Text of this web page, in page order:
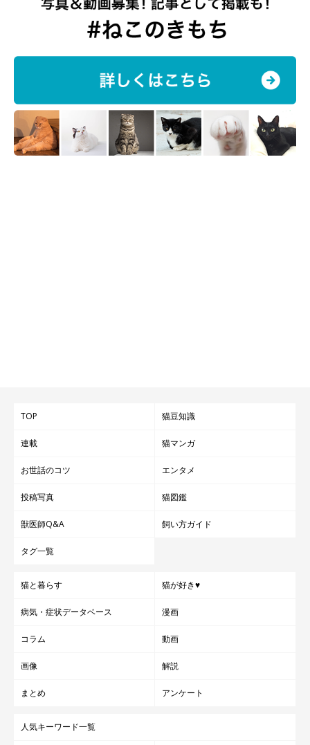
TOP 猫豆知識
連載 猫マンガ
お世話のコツ エンタメ
投稿写真 猫図鑑
獣医師Q&A 飼い方ガイド
タグ一覧
猫と暮らす 猫が好き♥
病気・症状データベース 漫画
コラム 動画
画像 解説
まとめ アンケート
人気キーワード一覧